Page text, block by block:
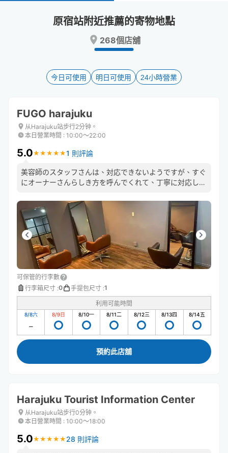
keyboard
shortcuts
for
changing
dates.
a
date.
Press
key
to
the
keyboard
shortcuts
for
changing
dates.
原宿站附近推薦的寄物地點
268個店舖
今日可使用 明日可使用 24小時營業
FUGO harajuku
从Harajuku站步行2分钟。
本日營業時間 : 10:00〜22:00
5.0★ ★ ★ ★ ★
★ ★ ★ ★ ★1 則評論
美容師のスタッフさんは、対応できないようですが、すぐ
にオーナーさんらしき方を呼んでくれて、丁寧に対応して
が、それも荷物受け取りの際に教えてくれました。駅近で
最高だと思います。
可保管的行李數
行李箱尺寸 :0 手提包尺寸 :1
利用可能時間
8/8六 8/9日 8/10一 8/11二 8/12三 8/13四 8/14五
預約此店舖
Harajuku Tourist Information Center
从Harajuku站步行0分钟。
本日營業時間 : 10:00〜18:00
5.0★ ★ ★ ★ ★
★ ★ ★ ★ ★ 28 則評論